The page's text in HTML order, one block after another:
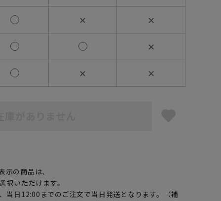
✕ ✕
✕
✕ ✕
示の商品は、
択いただけます。
当日12:00までのご注文で当日発送となります。（補